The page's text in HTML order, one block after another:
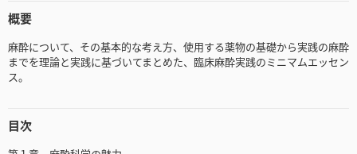
概要
麻酔について、その基本的な考え方、使用する薬物の基礎から実践の麻酔
までを理論と実践に基づいてまとめた、臨床麻酔実践のミニマムエッセン
ス。
目次